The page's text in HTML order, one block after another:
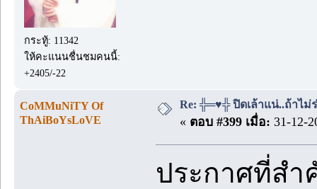
กระทู้: 11342
ให้คะแนนชื่นชมคนนี้:
+2405/-22
CoMMuNiTY Of
ThAiBoYsLoVE
Re: ╬═♥╬ ปิดเล้าแน่..ถ้าไ
« ตอบ #399 เมื่อ: 31-12-
ประกาศที่ส